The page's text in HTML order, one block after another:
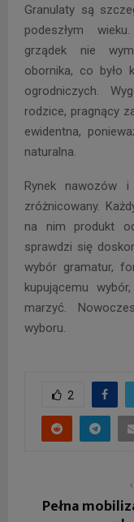
Granulaty są
podeszłym
grządek nie
obornika, co było
ogrodniczych.
rodzice, pragnący
ewidentna,
naturalna.
Rynek nawozów
zróżnicowany.
na nim produkt
sprawdzi się
wybór gramatur,
kupującemu
marzyć.
wyboru.
2
Pełna